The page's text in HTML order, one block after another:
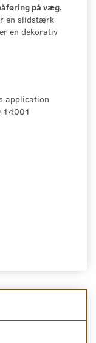
på væg.
en slidstærk
en dekorativ
application
14001